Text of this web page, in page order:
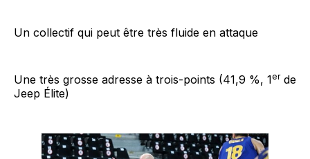
Un collectif qui peut être très fluide en attaque
Une très grosse adresse à trois-points (41,9 %, 1erde
Jeep Élite)